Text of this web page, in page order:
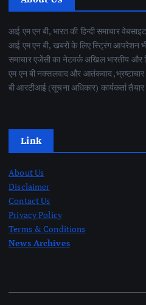
आई एम एन बी, भारत की हिन्दी समाचार
आई एम एन बी, खबरों के लिए स्ट्रिंग आपरेशन
समाचार एजेंसी का नेटवर्क अखिल भारतीय और
एम एन बी नक्सलवाद और आतंकवाद
बी आरटीआई (सूचना अधिकार) कार्यकर्ता
Link
About Us
Disclaimer
Contact Us
Privacy Policy
Terms & Conditions
News Archives